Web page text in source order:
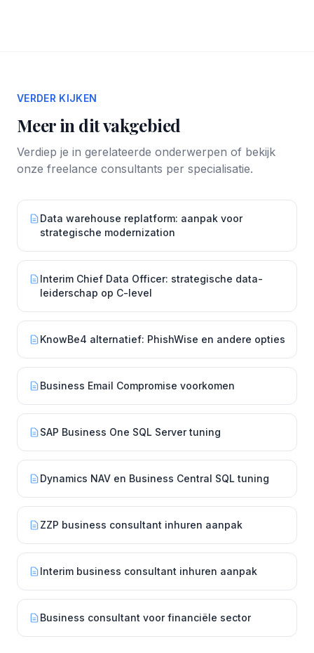
VERDER KIJKEN
Meer in dit vakgebied
Verdiep je in gerelateerde onderwerpen of bekijk
onze freelance consultants per specialisatie.
Data warehouse replatform: aanpak voor
strategische modernization
Interim Chief Data Officer: strategische data-
leiderschap op C-level
KnowBe4 alternatief: PhishWise en andere opties
Business Email Compromise voorkomen
SAP Business One SQL Server tuning
Dynamics NAV en Business Central SQL tuning
ZZP business consultant inhuren aanpak
Interim business consultant inhuren aanpak
Business consultant voor financiële sector